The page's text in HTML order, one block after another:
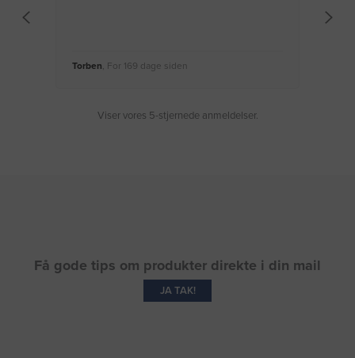
Torben , For 169 dage siden
Viser vores 5-stjernede anmeldelser.
Få gode tips om produkter direkte i din mail
JA TAK!